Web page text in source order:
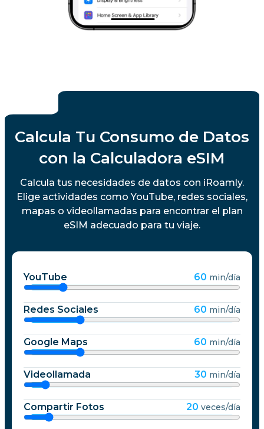
Calcula Tu Consumo de Datos
con la Calculadora eSIM
Calcula tus necesidades de datos con iRoamly.
Elige actividades como YouTube, redes sociales,
mapas o videollamadas para encontrar el plan
eSIM adecuado para tu viaje.
YouTube 60 min/día
Redes Sociales 60 min/día
Google Maps 60 min/día
Videollamada 30 min/día
Compartir Fotos 20 veces/día